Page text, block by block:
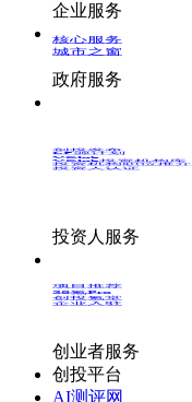
企业服务
核心服务
城市之窗
政府服务
创投发布
LP源计划
VClub
VClub投资机构库
投资机构职位推介
投资人认证
投资人服务
项目推荐
36氪Pro
创投氪堂
企业入驻
创业者服务
创投平台
AI测评网